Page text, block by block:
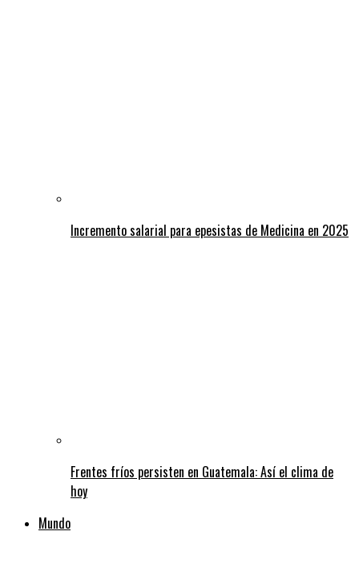
Incremento salarial para epesistas de Medicina en 2025
Frentes fríos persisten en Guatemala: Así el clima de
hoy
Mundo